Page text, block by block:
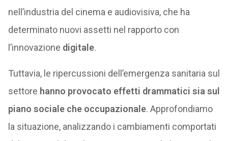
nell’industria del cinema e audiovisiva, che ha
determinato nuovi assetti nel rapporto con
l’innovazione digitale.
Tuttavia, le ripercussioni dell’emergenza sanitaria sul
settore hanno provocato effetti drammatici sia sul
piano sociale che occupazionale. Approfondiamo
la situazione, analizzando i cambiamenti comportati